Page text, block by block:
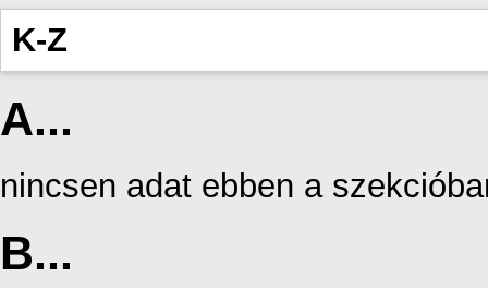
K-Z
A...
nincsen adat ebben a
B...